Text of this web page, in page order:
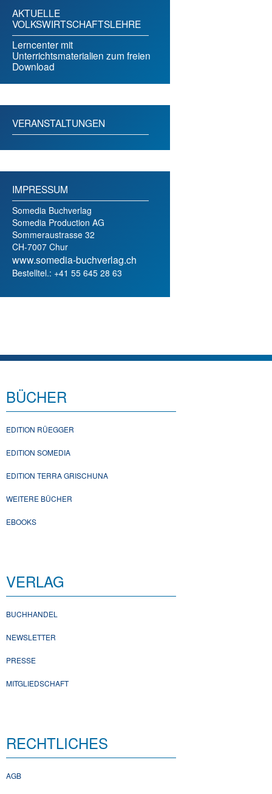
AKTUELLE
VOLKSWIRTSCHAFTSLEHRE
Lerncenter mit
Unterrichtsmaterialien zum freien
Download
VERANSTALTUNGEN
IMPRESSUM
Somedia Buchverlag
Somedia Production AG
Sommeraustrasse 32
CH-7007 Chur
www.somedia-buchverlag.ch
Bestelltel.: +41 55 645 28 63
BÜCHER
EDITION RÜEGGER
EDITION SOMEDIA
EDITION TERRA GRISCHUNA
WEITERE BÜCHER
EBOOKS
VERLAG
BUCHHANDEL
NEWSLETTER
PRESSE
MITGLIEDSCHAFT
RECHTLICHES
AGB